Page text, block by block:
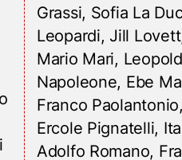
Grassi, Sofia La
Leopardi, Jill
Mario Mari,
Napoleone, Ebe
Franco
Ercole Pignatelli,
Adolfo Romano,